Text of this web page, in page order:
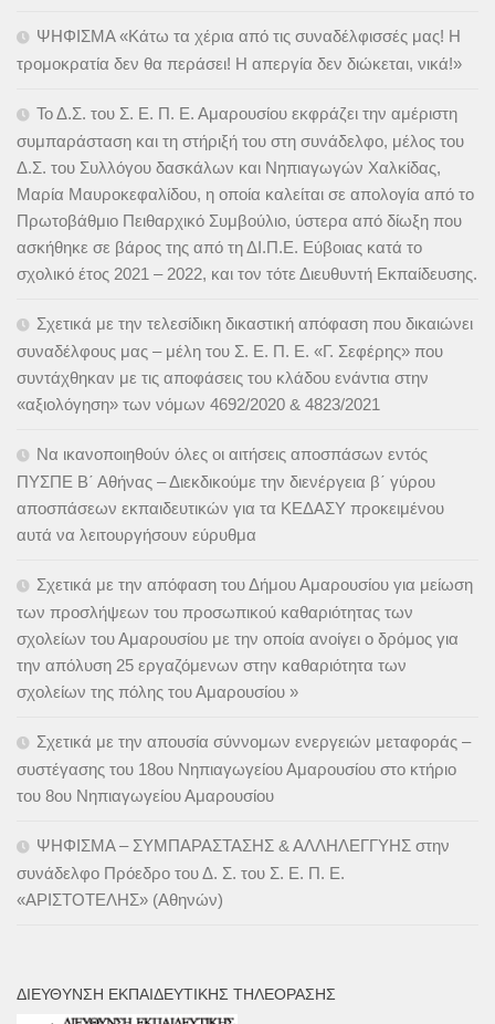
ΨΗΦΙΣΜΑ «Κάτω τα χέρια από τις συναδέλφισσές μας! Η
τρομοκρατία δεν θα περάσει! Η απεργία δεν διώκεται, νικά!»
Το Δ.Σ. του Σ. Ε. Π. Ε. Αμαρουσίου εκφράζει την αμέριστη
συμπαράσταση και τη στήριξή του στη συνάδελφο, μέλος του
Δ.Σ. του Συλλόγου δασκάλων και Νηπιαγωγών Χαλκίδας,
Μαρία Μαυροκεφαλίδου, η οποία καλείται σε απολογία από το
Πρωτοβάθμιο Πειθαρχικό Συμβούλιο, ύστερα από δίωξη που
ασκήθηκε σε βάρος της από τη ΔΙ.Π.Ε. Εύβοιας κατά το
σχολικό έτος 2021 – 2022, και τον τότε Διευθυντή Εκπαίδευσης.
Σχετικά με την τελεσίδικη δικαστική απόφαση που δικαιώνει
συναδέλφους μας – μέλη του Σ. Ε. Π. Ε. «Γ. Σεφέρης» που
συντάχθηκαν με τις αποφάσεις του κλάδου ενάντια στην
«αξιολόγηση» των νόμων 4692/2020 & 4823/2021
Να ικανοποιηθούν όλες οι αιτήσεις αποσπάσων εντός
ΠΥΣΠΕ Β΄ Αθήνας – Διεκδικούμε την διενέργεια β΄ γύρου
αποσπάσεων εκπαιδευτικών για τα ΚΕΔΑΣΥ προκειμένου
αυτά να λειτουργήσουν εύρυθμα
Σχετικά με την απόφαση του Δήμου Αμαρουσίου για μείωση
των προσλήψεων του προσωπικού καθαριότητας των
σχολείων του Αμαρουσίου με την οποία ανοίγει ο δρόμος για
την απόλυση 25 εργαζόμενων στην καθαριότητα των
σχολείων της πόλης του Αμαρουσίου »
Σχετικά με την απουσία σύννομων ενεργειών μεταφοράς –
συστέγασης του 18ου Νηπιαγωγείου Αμαρουσίου στο κτήριο
του 8ου Νηπιαγωγείου Αμαρουσίου
ΨΗΦΙΣΜΑ – ΣΥΜΠΑΡΑΣΤΑΣΗΣ & ΑΛΛΗΛΕΓΓΥΗΣ στην
συνάδελφο Πρόεδρο του Δ. Σ. του Σ. Ε. Π. Ε.
«ΑΡΙΣΤΟΤΕΛΗΣ» (Αθηνών)
ΔΙΕΎΘΥΝΣΗ ΕΚΠΑΙΔΕΥΤΙΚΉΣ ΤΗΛΕΌΡΑΣΗΣ